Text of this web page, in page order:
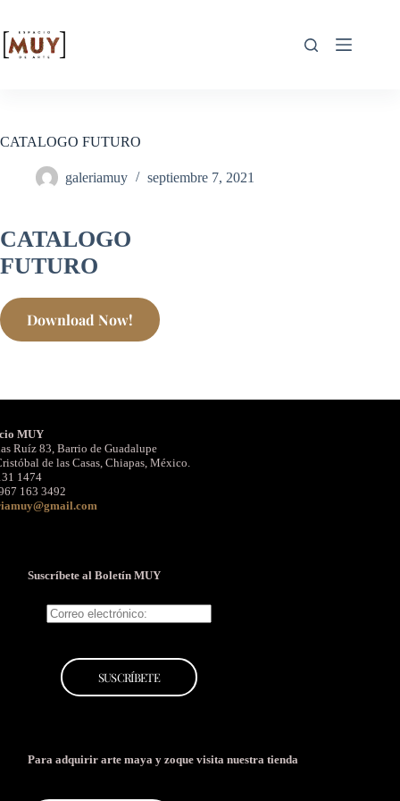
CATALOGO FUTURO
galeriamuy septiembre 7, 2021
CATALOGO
FUTURO
Download Now!
MUY
Ruíz 83, Barrio de Guadalupe
de las Casas, Chiapas, México.
1474
163 3492
Suscríbete al Boletín MUY
Para adquirir arte maya y zoque visita nuestra tienda